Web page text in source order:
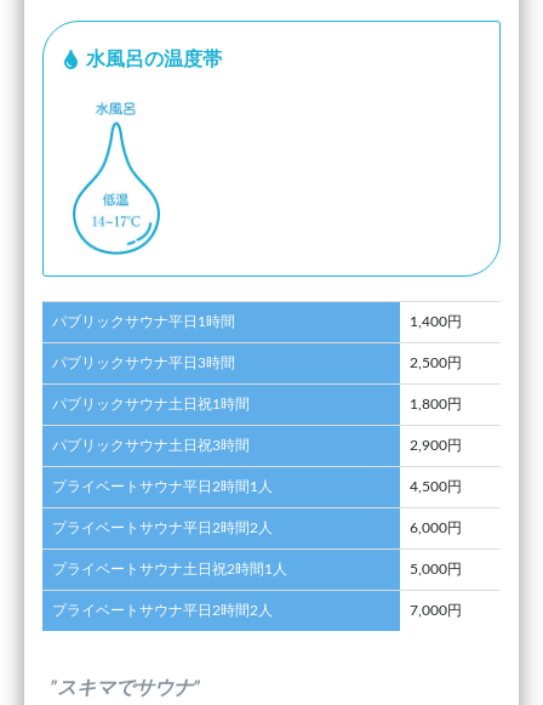
水風呂の温度帯
パブリックサウナ平日1時間 1,400円
パブリックサウナ平日3時間 2,500円
パブリックサウナ土日祝1時間 1,800円
パブリックサウナ土日祝3時間 2,900円
プライベートサウナ平日2時間1人 4,500円
プライベートサウナ平日2時間2人 6,000円
プライベートサウナ土日祝2時間1人 5,000円
プライベートサウナ平日2時間2人 7,000円
”スキマでサウナ”